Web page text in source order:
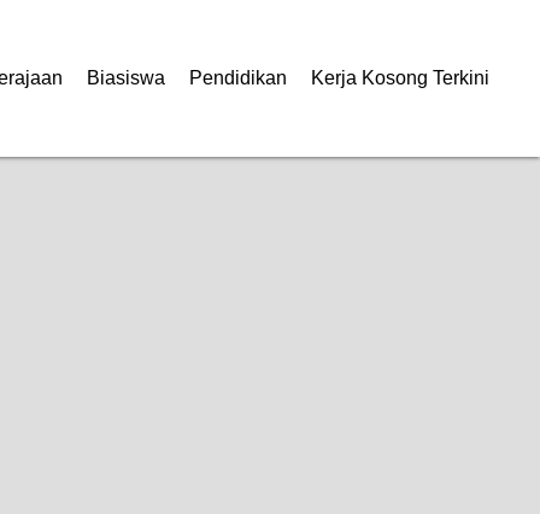
Biasiswa Pendidikan Kerja Kosong Terkini